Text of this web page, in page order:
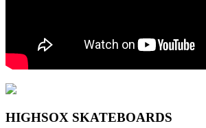
HIGHSOX SKATEBOARDS